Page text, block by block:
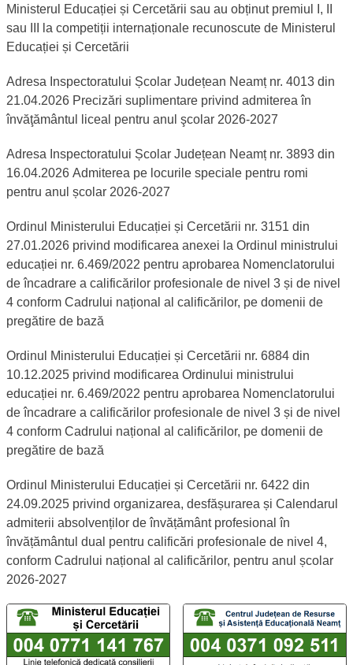
Ministerul Educației și Cercetării sau au obținut premiul I, II
sau III la competiții internaționale recunoscute de Ministerul
Educației și Cercetării
Adresa Inspectoratului Școlar Județean Neamț nr. 4013 din
21.04.2026 Precizări suplimentare privind admiterea în
învăţământul liceal pentru anul şcolar 2026-2027
Adresa Inspectoratului Școlar Județean Neamț nr. 3893 din
16.04.2026 Admiterea pe locurile speciale pentru romi
pentru anul școlar 2026-2027
Ordinul Ministerului Educației și Cercetării nr. 3151 din
27.01.2026 privind modificarea anexei la Ordinul ministrului
educației nr. 6.469/2022 pentru aprobarea Nomenclatorului
de încadrare a calificărilor profesionale de nivel 3 și de nivel
4 conform Cadrului național al calificărilor, pe domenii de
pregătire de bază
Ordinul Ministerului Educației și Cercetării nr. 6884 din
10.12.2025 privind modificarea Ordinului ministrului
educației nr. 6.469/2022 pentru aprobarea Nomenclatorului
de încadrare a calificărilor profesionale de nivel 3 și de nivel
4 conform Cadrului național al calificărilor, pe domenii de
pregătire de bază
Ordinul Ministerului Educației și Cercetării nr. 6422 din
24.09.2025 privind organizarea, desfășurarea și Calendarul
admiterii absolvenților de învățământ profesional în
învățământul dual pentru calificări profesionale de nivel 4,
conform Cadrului național al calificărilor, pentru anul școlar
2026-2027
Linii telefonice dedicate TelVerde
Număr TelVerde al Ministerului Educației și Cercetării -
Număr TelVerde al